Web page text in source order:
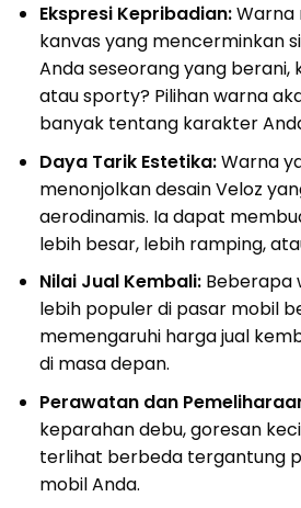
Ekspresi Kepribadian:Warna
kanvas yang mencerminkan
Anda seseorang yang berani,
atau sporty? Pilihan warna
banyak tentang karakter
Daya Tarik Estetika:Warna
menonjolkan desain Veloz
aerodinamis. Ia dapat
lebih besar, lebih ramping,
Nilai Jual Kembali:Beberapa
lebih populer di pasar mobil
memengaruhi harga jual
di masa depan.
Perawatan dan
keparahan debu, goresan
terlihat berbeda tergantung
mobil Anda.